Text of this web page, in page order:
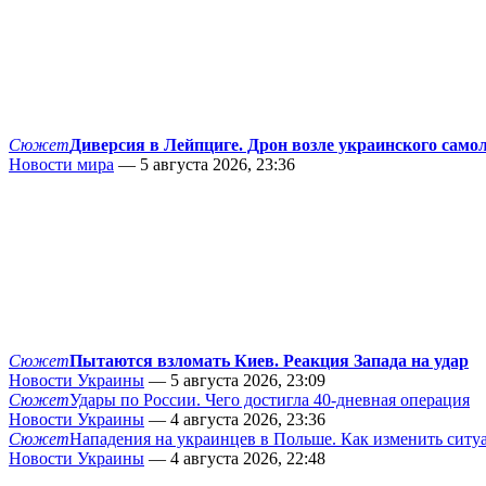
СюжетДиверсия в Лейпциге. Дрон возле украинского
Новости мира — 5 августа 2026, 23:36
СюжетПытаются взломать Киев. Реакция Запада на удар
Новости Украины — 5 августа 2026, 23:09
СюжетУдары по России. Чего достигла 40-дневная операция
Новости Украины — 4 августа 2026, 23:36
СюжетНападения на украинцев в Польше. Как изменить
Новости Украины — 4 августа 2026, 22:48